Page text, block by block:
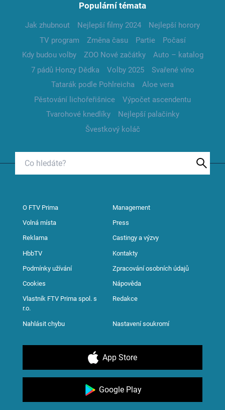
Populární témata
Jak zhubnout Nejlepší filmy 2024
Nejlepší horory
TV program
Změna času Partie
Počasí
Kdy budou volby
ZOO Nové začátky
Auto – katalog
7 pádů Honzy Dědka
Volby 2025
Svařené víno
Tatarák podle Pohlreicha
Aloe vera
Pěstování lichořeřišnice
Výpočet ascendentu
Tvarohové knedlíky
Nejlepší palačinky
Švestkový koláč
O FTV Prima Management
Volná místa Press
Reklama Castingy a výzvy
HbbTV Kontakty
Podmínky užívání Zpracování osobních údajů
Cookies Nápověda
Vlastník FTV Prima spol. s
r.o.
Redakce
Nahlásit chybu Nastavení soukromí
App Store
Google Play